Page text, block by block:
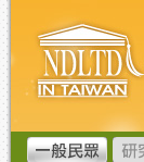
跳
到
主
要
內
容
臺
灣
博
碩
士
論